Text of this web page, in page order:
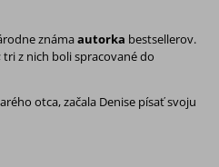
známaautorka bestsellerov.
tri z nich boli spracované do
otca, začala Denise písať svoju